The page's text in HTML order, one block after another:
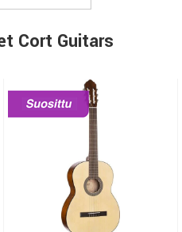
Cort Guitars